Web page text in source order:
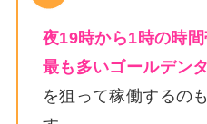
夜19時から1時の時
最も多いゴールデンタ
を狙って稼働するの